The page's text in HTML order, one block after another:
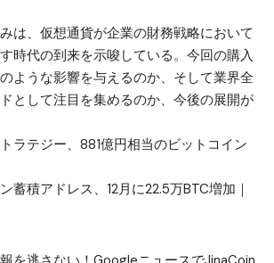
は、仮想通貨が企業の財務戦略において
時代の到来を示唆している。今回の購入
ような影響を与えるのか、そして業界全
として注目を集めるのか、今後の展開が
ラテジー、881億円相当のビットコイン
蓄積アドレス、12月に22.5万BTC増加｜